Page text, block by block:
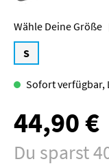
S
Sofort verfügbar,
Verkaufspreis:
44,90 €
Du sparst